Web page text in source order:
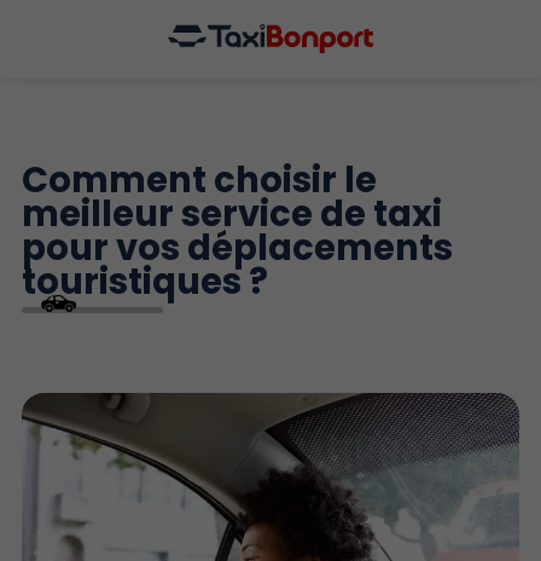
Comment choisir le
meilleur service de taxi
pour vos déplacements
touristiques ?